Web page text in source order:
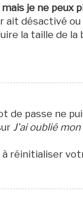
je ne peux
ait désactivé
la taille de
de passe ne
J’ai oublié
réinitialiser